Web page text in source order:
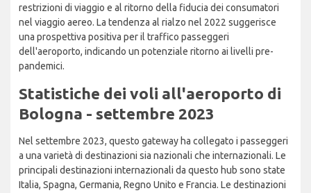
restrizioni di viaggio e al ritorno della fiducia dei consumatori
nel viaggio aereo. La tendenza al rialzo nel 2022 suggerisce
una prospettiva positiva per il traffico passeggeri
dell'aeroporto, indicando un potenziale ritorno ai livelli pre-
pandemici.
Statistiche dei voli all'aeroporto di
Bologna - settembre 2023
Nel settembre 2023, questo gateway ha collegato i passeggeri
a una varietà di destinazioni sia nazionali che internazionali. Le
principali destinazioni internazionali da questo hub sono state
Italia, Spagna, Germania, Regno Unito e Francia. Le destinazioni